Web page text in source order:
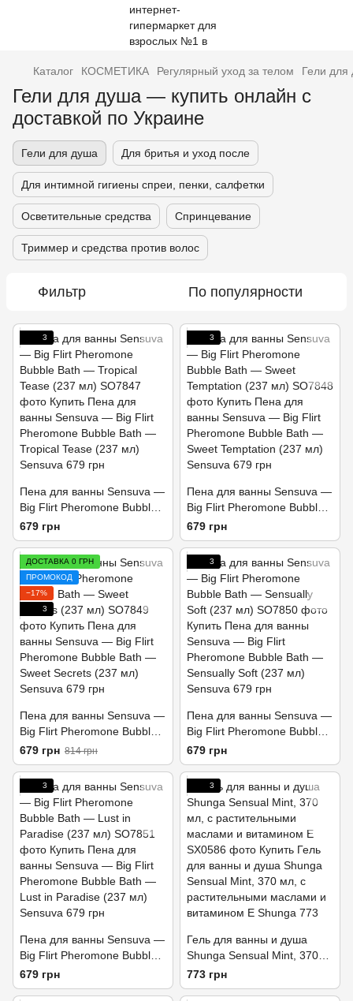
Каталог КОСМЕТИКА Регулярный уход за телом Гели для
Гели для душа — купить онлайн с
доставкой по Украине
Гели для душа Для бритья и уход после
Для интимной гигиены спреи, пенки, салфетки
Осветительные средства Спринцевание
Триммер и средства против волос
Фильтр По популярности
3
Пена для ванны Sensuva —
Big Flirt Pheromone Bubble
Bath — Tropical Tease (237
мл)
679 грн
3
Пена для ванны Sensuva —
Big Flirt Pheromone Bubble
Bath — Sweet Temptation
(237 мл)
679 грн
ДОСТАВКА 0 ГРН
ПРОМОКОД
−17%
3
Пена для ванны Sensuva —
Big Flirt Pheromone Bubble
Bath — Sweet Secrets (237
мл)
679 грн 814 грн
3
Пена для ванны Sensuva —
Big Flirt Pheromone Bubble
Bath — Sensually Soft (237
мл)
679 грн
3
Пена для ванны Sensuva —
Big Flirt Pheromone Bubble
Bath — Lust in Paradise (237
мл)
679 грн
3
Гель для ванны и душа
Shunga Sensual Mint, 370
мл, с растительными
маслами и витамином Е
773 грн